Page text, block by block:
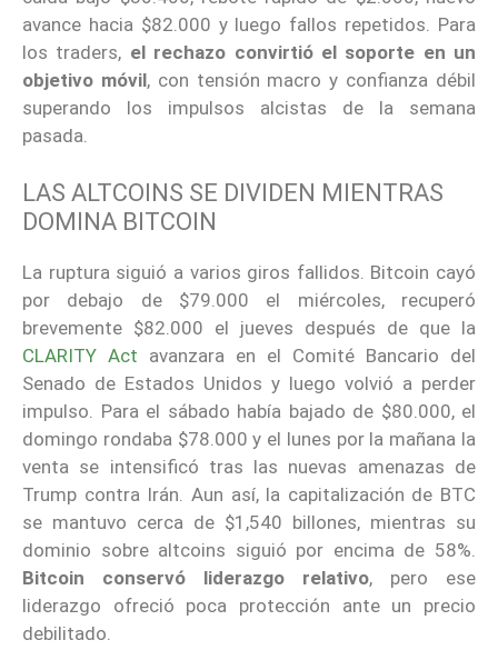
avance hacia $82.000 y luego fallos repetidos. Para
los traders, el rechazo convirtió el soporte en un
objetivo móvil, con tensión macro y confianza débil
superando los impulsos alcistas de la semana
pasada.
LAS ALTCOINS SE DIVIDEN MIENTRAS
DOMINA BITCOIN
La ruptura siguió a varios giros fallidos. Bitcoin cayó
por debajo de $79.000 el miércoles, recuperó
brevemente $82.000 el jueves después de que la
CLARITY Act avanzara en el Comité Bancario del
Senado de Estados Unidos y luego volvió a perder
impulso. Para el sábado había bajado de $80.000, el
domingo rondaba $78.000 y el lunes por la mañana la
venta se intensificó tras las nuevas amenazas de
Trump contra Irán. Aun así, la capitalización de BTC
se mantuvo cerca de $1,540 billones, mientras su
dominio sobre altcoins siguió por encima de 58%.
Bitcoin conservó liderazgo relativo, pero ese
liderazgo ofreció poca protección ante un precio
debilitado.